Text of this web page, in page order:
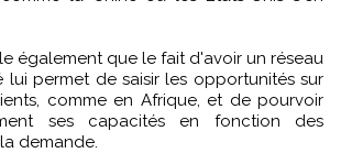
également que le fait d'avoir un réseau
lui permet de saisir les opportunités sur
comme en Afrique, et de pourvoir
ses capacités en fonction des
demande.